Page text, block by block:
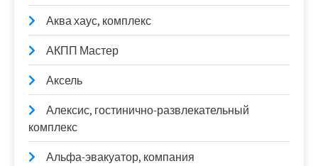
Аква хаус, комплекс
АКПП Мастер
Аксель
Алексис, гостинично-развлекательный
комплекс
Альфа-эвакуатор, компания